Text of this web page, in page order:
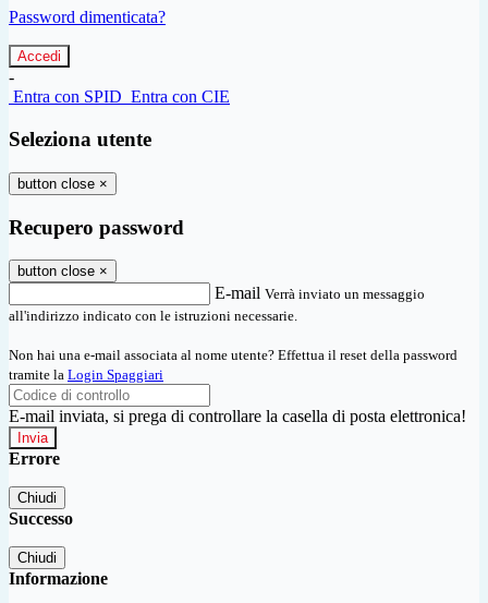
Password dimenticata?
-
Entra con SPID Entra con CIE
Seleziona utente
button close ×
Recupero password
button close ×
E-mail Verrà inviato un messaggio
all'indirizzo indicato con le istruzioni necessarie.
Non hai una e-mail associata al nome utente? Effettua il reset della password
tramite la Login Spaggiari
E-mail inviata, si prega di controllare la casella di posta elettronica!
Errore
Chiudi
Successo
Chiudi
Informazione